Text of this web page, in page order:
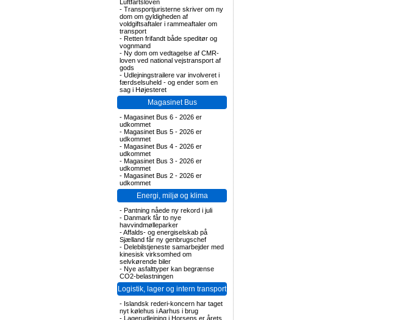
Luftfartsloven
- Transportjuristerne skriver om ny
dom om gyldigheden af
voldgiftsaftaler i rammeaftaler om
transport
- Retten frifandt både speditør og
vognmand
- Ny dom om vedtagelse af CMR-
loven ved national vejstransport af
gods
- Udlejningstrailere var involveret i
færdselsuheld - og ender som en
sag i Højesteret
Magasinet Bus
- Magasinet Bus 6 - 2026 er
udkommet
- Magasinet Bus 5 - 2026 er
udkommet
- Magasinet Bus 4 - 2026 er
udkommet
- Magasinet Bus 3 - 2026 er
udkommet
- Magasinet Bus 2 - 2026 er
udkommet
Energi, miljø og klima
- Pantning nåede ny rekord i juli
- Danmark får to nye
havvindmølleparker
-Affalds- og energiselskab på
Sjælland får ny genbrugschef
- Delebilstjeneste samarbejder med
kinesisk virksomhed om
selvkørende biler
- Nye asfalttyper kan begrænse
CO2-belastningen
Logistik, lager og intern transport
- Islandsk rederi-koncern har taget
nyt kølehus i Aarhus i brug
- Lagerudlejning i Horsens er årets